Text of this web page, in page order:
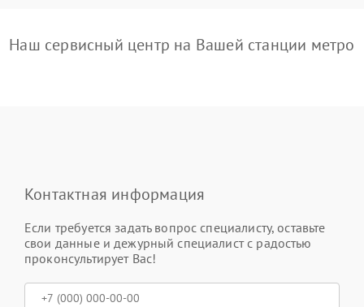
Наш сервисный центр на Вашей станции метро
Контактная информация
Если требуется задать вопрос специалисту, оставьте
свои данные и дежурный специалист с радостью
проконсультирует Вас!